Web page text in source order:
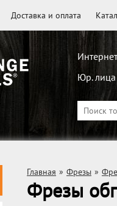
Доставка и оплата
Юр. лица
Главная » Фрезы »
Фрезы